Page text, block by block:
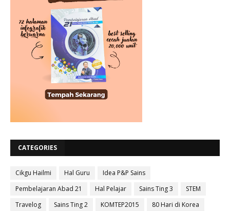
CATEGORIES
Cikgu Hailmi Hal Guru
Idea P&P Sains
Pembelajaran Abad 21
Hal Pelajar Sains Ting 3
STEM
Travelog
Sains Ting 2 KOMTEP2015
80 Hari di Korea